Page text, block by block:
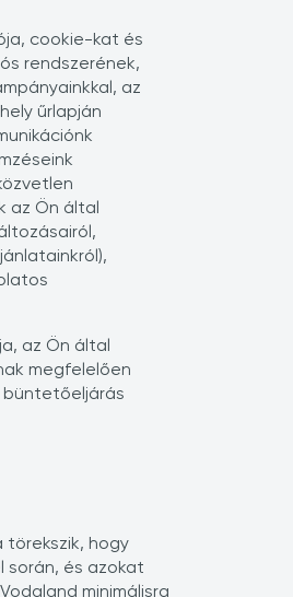
cookie-kat és
rendszerének,
az
űrlapján
az Ön által
az Ön által
megfelelően
büntetőeljárás
törekszik, hogy
során, és azokat
minimálisra